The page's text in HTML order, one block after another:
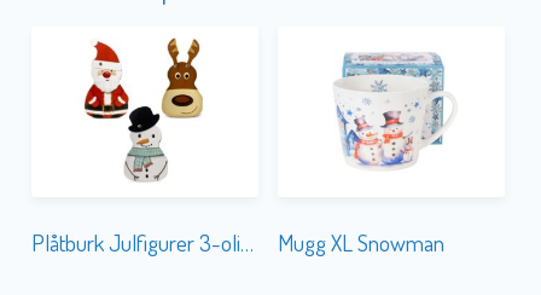
Plåtburk Julfigurer 3-olika Mugg XL Snowman